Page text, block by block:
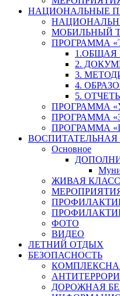
НАЦИОНАЛЬНЫЕ
МОБИЛЬНЫЙ
ПРОГРАММА
1.ОБЩАЯ
2.
3.
4.
5.
ПРОГРАММА
ПРОГРАММА
ПРОГРАММА
ВОСПИТАТЕЛЬНАЯ
Основное
ЖИВАЯ
ФОТО
ВИДЕО
ЛЕТНИЙ ОТДЫХ
БЕЗОПАСНОСТЬ
ДОРОЖНАЯ